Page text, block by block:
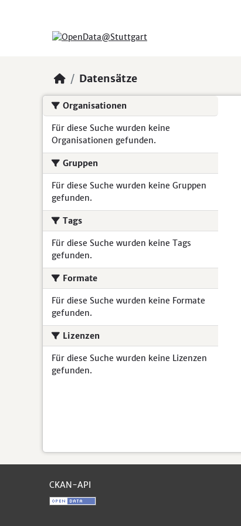
Datensätze
Organisationen
Für diese Suche wurden keine
Organisationen gefunden.
Gruppen
Für diese Suche wurden keine Gruppen
gefunden.
Tags
Für diese Suche wurden keine Tags
gefunden.
Formate
Für diese Suche wurden keine Formate
gefunden.
Lizenzen
Für diese Suche wurden keine Lizenzen
gefunden.
CKAN-API